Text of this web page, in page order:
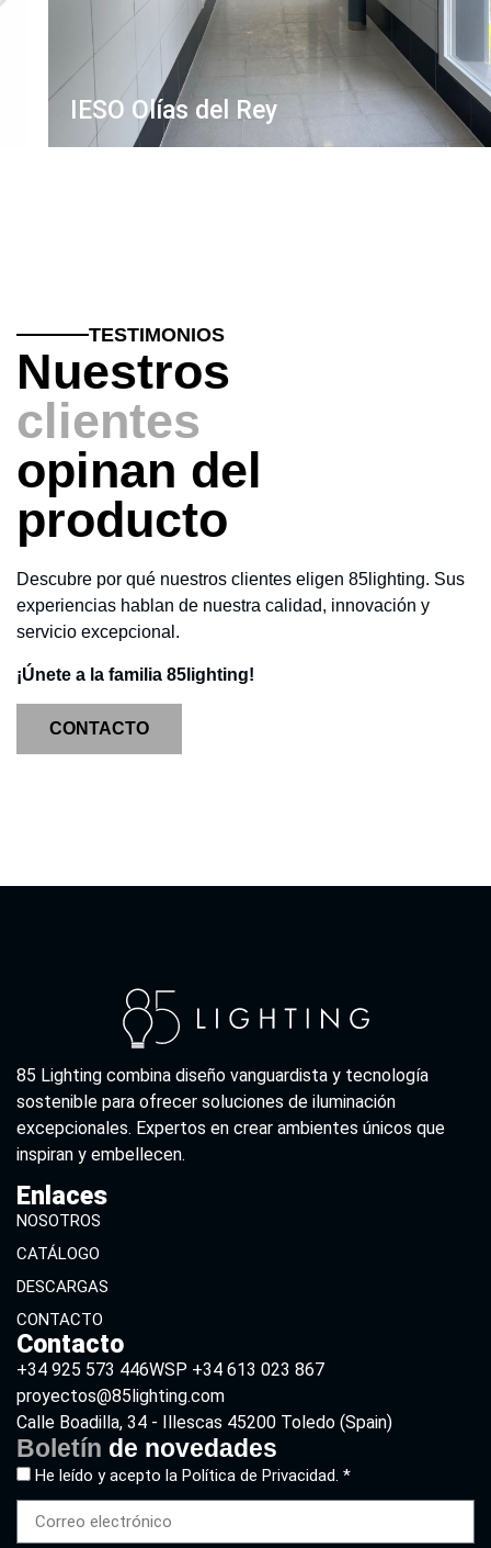
IESO Olías del Rey
TESTIMONIOS
Nuestros
clientes
opinan del
producto
Descubre por qué nuestros clientes eligen 85lighting. Sus
experiencias hablan de nuestra calidad, innovación y
servicio excepcional.
¡Únete a la familia 85lighting!
CONTACTO
85 Lighting combina diseño vanguardista y tecnología
sostenible para ofrecer soluciones de iluminación
excepcionales. Expertos en crear ambientes únicos que
inspiran y embellecen.
Enlaces
NOSOTROS
CATÁLOGO
DESCARGAS
CONTACTO
Contacto
+34 925 573 446WSP +34 613 023 867
proyectos@85lighting.com
Calle Boadilla, 34 - Illescas 45200 Toledo (Spain)
Boletín de novedades
He leído y acepto la Política de Privacidad. *